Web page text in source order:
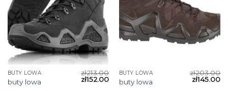
BUTY LOWA
buty lowa
zł213.00
zł152.00
BUTY LOWA
buty lowa
zł203.00
zł145.00